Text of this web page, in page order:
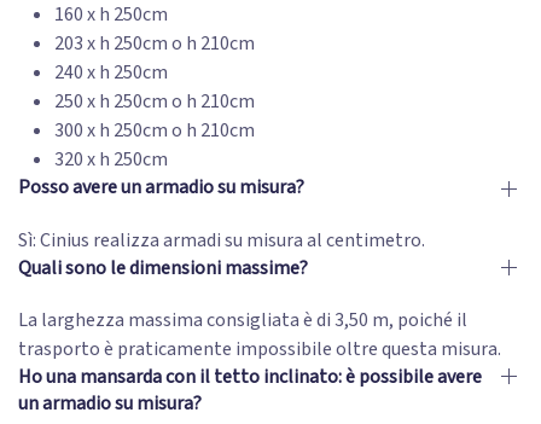
160 x h 250cm
203 x h 250cm o h 210cm
240 x h 250cm
250 x h 250cm o h 210cm
300 x h 250cm o h 210cm
320 x h 250cm
Posso avere un armadio su misura?
Sì: Cinius realizza armadi su misura al centimetro.
Quali sono le dimensioni massime?
La larghezza massima consigliata è di 3,50 m, poiché il
trasporto è praticamente impossibile oltre questa misura.
Ho una mansarda con il tetto inclinato: è possibile avere
un armadio su misura?